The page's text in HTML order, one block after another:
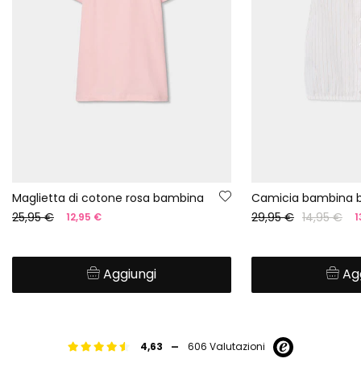
Maglietta di cotone rosa bambina
25,95 €
12,95 €
Aggiungi
29,95 € 14,95 €
4,63 - 606 Valutazioni